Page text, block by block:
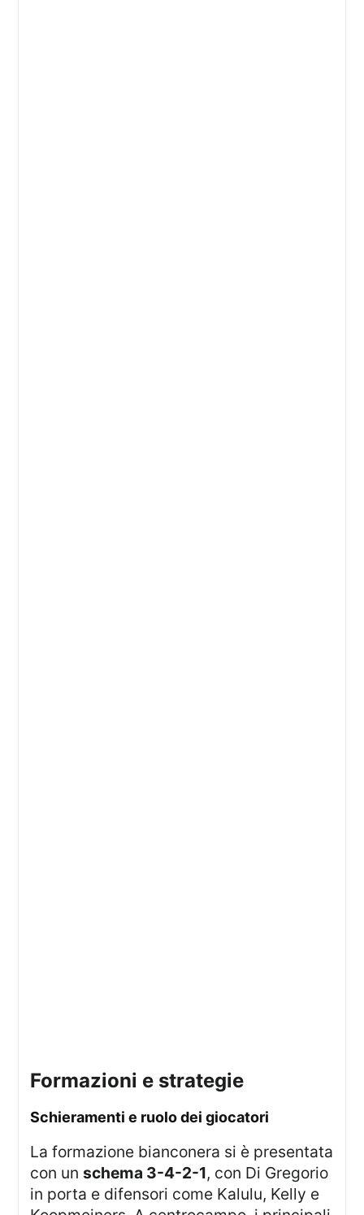
formazioni e strategie
schieramenti e ruolo dei giocatori
La formazione bianconera si è presentata
con unschema 3-4-2-1, con Di Gregorio
in porta e difensori come Kalulu, Kelly e